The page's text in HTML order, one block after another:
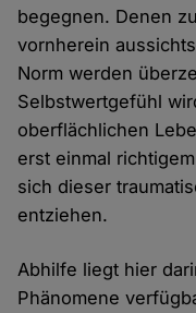
begegnen. Denen
vornherein
Norm werden
Selbstwertgefühl
oberflächlichen
erst einmal
sich dieser
entziehen.
Abhilfe liegt hier
Phänomene